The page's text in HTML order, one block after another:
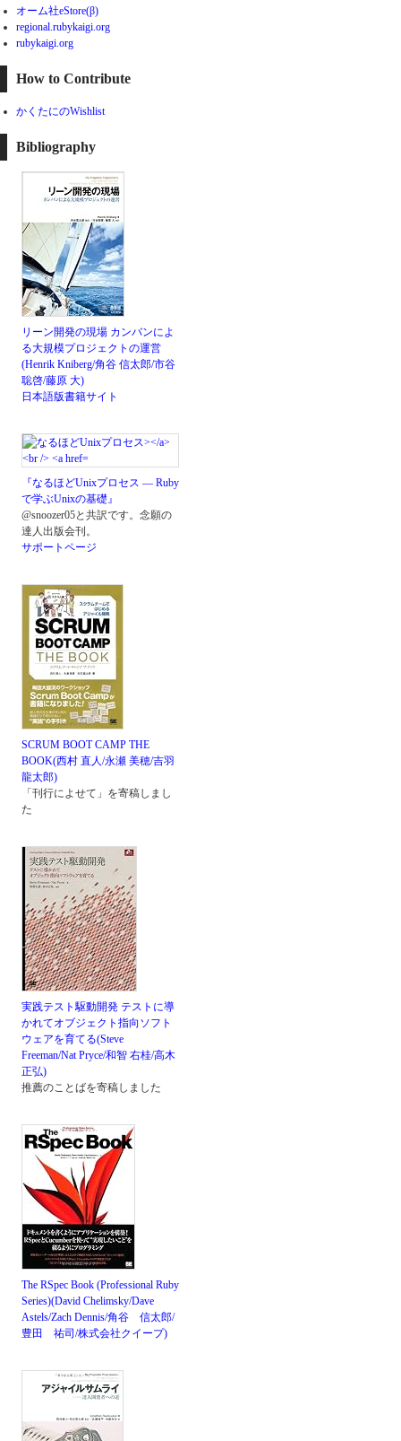
オーム社eStore(β)
regional.rubykaigi.org
rubykaigi.org
How to Contribute
かくたにのWishlist
Bibliography
リーン開発の現場 カンバンによ
る大規模プロジェクトの運営
(Henrik Kniberg/角谷 信太郎/市谷
聡啓/藤原 大)
日本語版書籍サイト
『なるほどUnixプロセス ― Ruby
で学ぶUnixの基礎』
@snoozer05と共訳です。念願の
達人出版会刊。
サポートページ
SCRUM BOOT CAMP THE
BOOK(西村 直人/永瀬 美穂/吉羽
龍太郎)
「刊行によせて」を寄稿しまし
た
実践テスト駆動開発 テストに導
かれてオブジェクト指向ソフト
ウェアを育てる(Steve
Freeman/Nat Pryce/和智 右桂/高木
正弘)
推薦のことばを寄稿しました
The RSpec Book (Professional Ruby
Series)(David Chelimsky/Dave
Astels/Zach Dennis/角谷 信太郎/
豊田 祐司/株式会社クイープ)